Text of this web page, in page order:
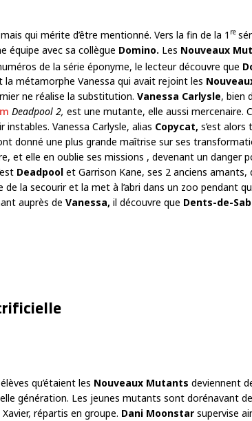
qui mérite d’être mentionné. Vers la fin de la 1 re
équipe avec sa collègue Domino. Les Nouveaux
de la série éponyme, le lecteur découvre que
la métamorphe Vanessa qui avait rejoint les
ne réalise la substitution. Vanessa Carlysle, bien
Deadpool 2, est une mutante, elle aussi mercenaire.
Vanessa Carlysle, alias Copycat, s’est alors
donné une plus grande maîtrise sur ses
et elle en oublie ses missions , devenant un danger
Deadpool et Garrison Kane, ses 2 anciens amants,
de la secourir et la met à l’abri dans un zoo pendant
auprès de Vanessa, il découvre que Dents-de-
qu’étaient les Nouveaux Mutants deviennent
génération. Les jeunes mutants sont dorénavant
répartis en groupe. Dani Moonstar supervise